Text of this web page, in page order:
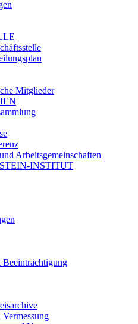
Mitglieder
Arbeitsgemeinschaften
INSTITUT
Beeinträchtigung